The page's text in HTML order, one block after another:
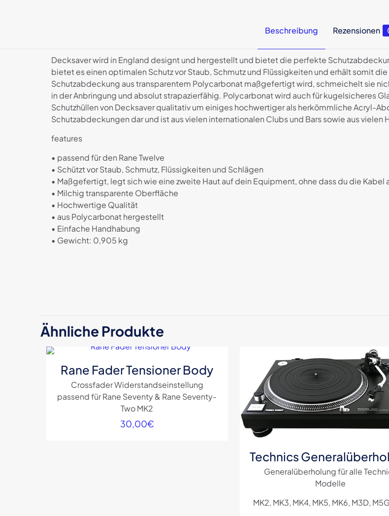
Beschreibung Rezensionen
Decksaver wird in England designt und hergestellt und bietet die perfekte
bietet es einen optimalen Schutz vor Staub, Schmutz und Flüssigkeiten und erhält somit
Schutzabdeckung aus transparentem Polycarbonat maßgefertigt wird, schmeichelt sie
in der Anbringung und absolut strapazierfähig. Polycarbonat wird auch für kugelsicheres
Schutzhüllen von Decksaver qualitativ um einiges hochwertiger als herkömmliche Acryl-
Schutzabdeckungen dar und ist aus vielen internationalen Clubs und Bars sowie aus
features
• passend für den Rane Twelve
• Schützt vor Staub, Schmutz, Flüssigkeiten und Schlägen
• Maßgefertigt, legt sich wie eine zweite Haut auf dein Equipment, ohne dass du die Kabel
• Milchig transparente Oberfläche
• Hochwertige Qualität
• aus Polycarbonat hergestellt
• Einfache Handhabung
• Gewicht: 0,905 kg
MK2“
Deine E-Mail-Adresse wird nicht veröffentlicht. Erforderliche
Deine Bewertung
1 von
5 Sternen
2 von
5 Sternen
3 von
5 Sternen
Ähnliche Produkte
Rane Fader Tensioner Body
Crossfader Widerstandseinstellung
passend für Rane Seventy & Rane Seventy-
Two MK2
30,00€
Technics
Generalüberholung für alle
Modelle
MK2, MK3, MK4, MK5, MK6, M3D,